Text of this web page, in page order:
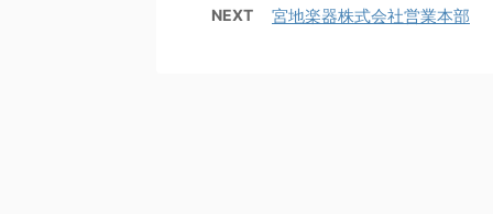
NEXT 宮地楽器株式会社営業本部